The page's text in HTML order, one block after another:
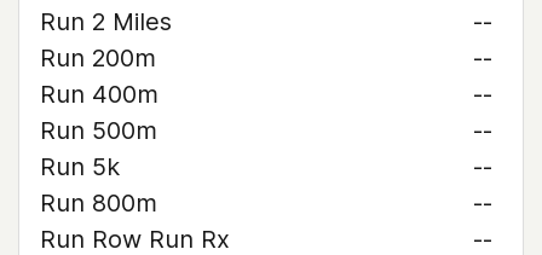
Run 2 Miles
--
Run 200m
--
Run 400m
--
Run 500m
--
Run 5k
--
Run 800m
--
Run Row Run Rx
--